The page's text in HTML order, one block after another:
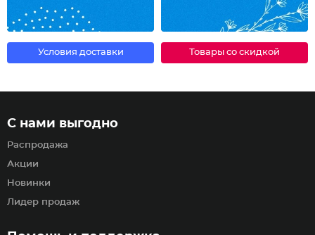
Условия доставки Товары со скидкой
С нами выгодно
Распродажа
Акции
Новинки
Лидер продаж